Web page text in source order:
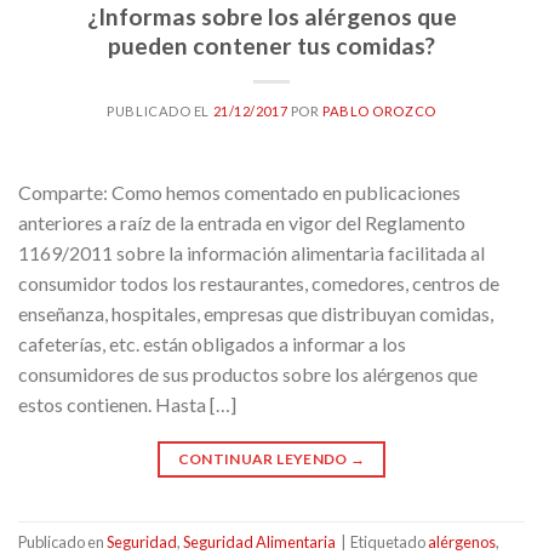
¿Informas sobre los alérgenos que
pueden contener tus comidas?
PUBLICADO EL 21/12/2017 POR PABLO OROZCO
Comparte: Como hemos comentado en publicaciones
anteriores a raíz de la entrada en vigor del Reglamento
1169/2011 sobre la información alimentaria facilitada al
consumidor todos los restaurantes, comedores, centros de
enseñanza, hospitales, empresas que distribuyan comidas,
cafeterías, etc. están obligados a informar a los
consumidores de sus productos sobre los alérgenos que
estos contienen. Hasta […]
CONTINUAR LEYENDO →
Publicado enSeguridad,Seguridad Alimentaria Etiquetadoalérgenos,